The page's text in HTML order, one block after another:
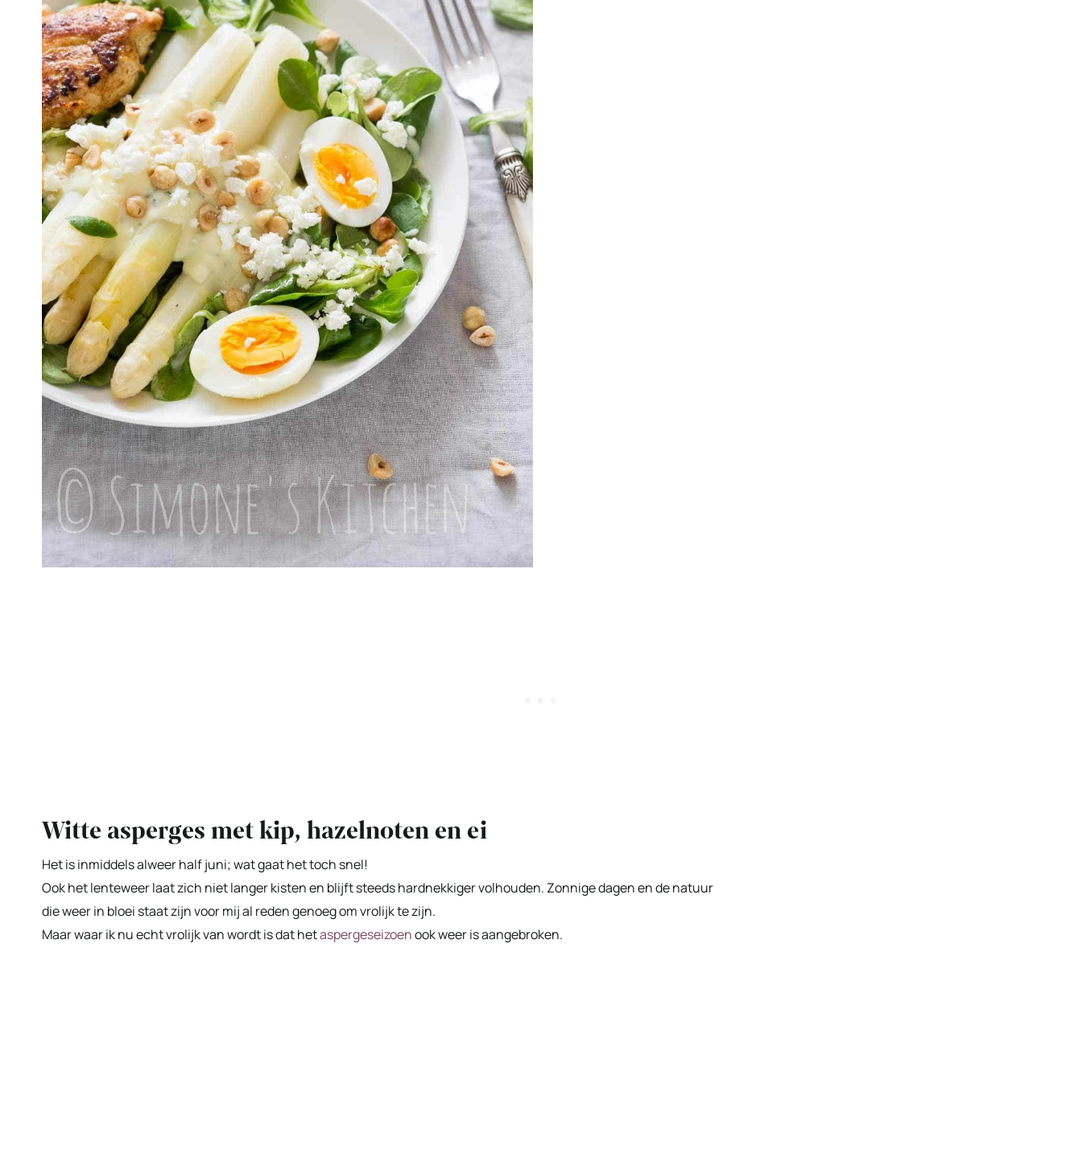
Witte asperges met kip, hazelnoten en ei
Het is inmiddels alweer half juni; wat gaat het toch snel!
Ook het lenteweer laat zich niet langer kisten en blijft steeds hardnekkiger volhouden. Zonnige dagen en de natuur
die weer in bloei staat zijn voor mij al reden genoeg om vrolijk te zijn.
Maar waar ik nu echt vrolijk van wordt is dat hetaspergeseizoenook weer is aangebroken.